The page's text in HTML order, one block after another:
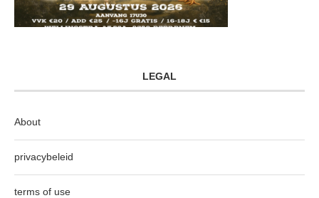
LEGAL
About
privacybeleid
terms of use